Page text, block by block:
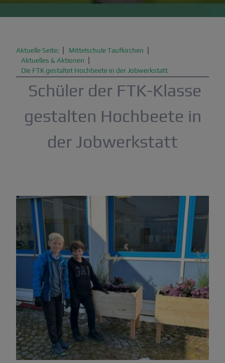
Aktuelle Seite:
Mittelschule Taufkirchen
Aktuelles & Aktionen
Die FTK gestaltet Hochbeete in der Jobwerkstatt
Schüler der FTK-Klasse
gestalten Hochbeete in
der Jobwerkstatt